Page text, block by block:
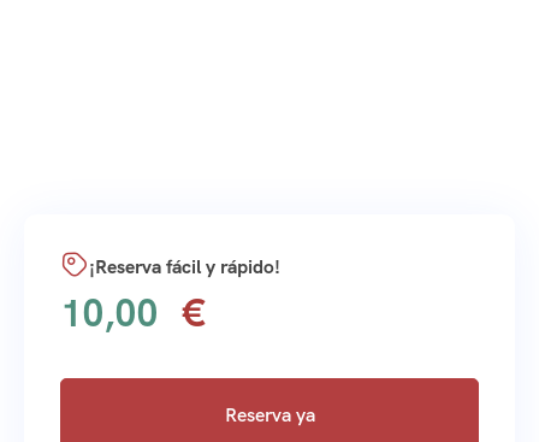
¡Reserva fácil y rápido!
10,00
Reserva ya